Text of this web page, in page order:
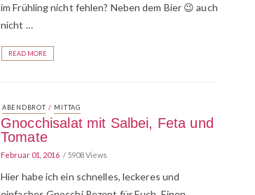
im Frühling nicht fehlen? Neben dem Bier 😉 auch
nicht …
READ MORE
ABENDBROT / MITTAG
Gnocchisalat mit Salbei, Feta und
Tomate
Februar 01, 2016 5908 Views
Hier habe ich ein schnelles, leckeres und